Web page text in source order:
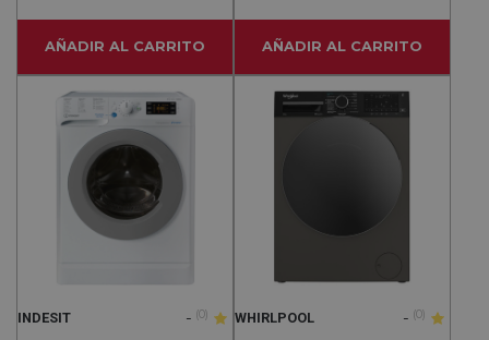
AÑADIR AL CARRITO AÑADIR AL CARRITO
INDESIT - (0) WHIRLPOOL - (0)